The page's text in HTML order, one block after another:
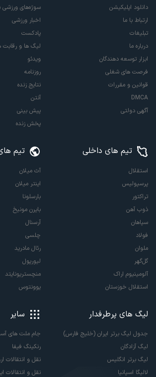
دانلود اپلیکیشن
ارتباط با ما
تبلیغات
درباره ما
ابزار توسعه دهندگان
فرصت های شغلی
قوانین و مقررات
DMCA
آگهی دولتی
سوژه‌های ورزشی
اخبار ورزشی
پادکست
لیگ ها و رقابت
ویدئو
روزنامه
نتایج زنده
آنتن
پیش بینی
پخش زنده
تیم های داخلی
استقلال
پرسپولیس
تراکتور
ذوب آهن
سپاهان
فولاد
ملوان
گل‌گهر
آلومینیوم اراک
استقلال خوزستان
تیم
آث میلان
اینتر میلان
بارسلونا
بایرن مونیخ
آرسنال
چلسی
رئال مادرید
لیورپول
منچستریونایتد
یوونتوس
لیگ های پرطرفدار
جدول لیگ برتر ایران (خلیج فارس)
لیگ آزادگان
لیگ برتر انگلیس
لالیگا اسپانیا
سایر
جام ملت های
رنکینگ فیفا
نقل و انتقالات
نقل و انتقالات